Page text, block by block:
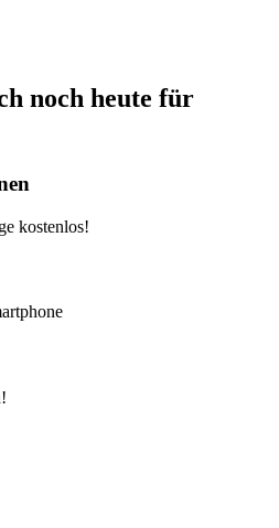
noch heute für
kostenlos!